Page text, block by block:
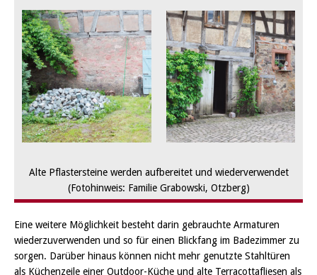
Alte Pflastersteine werden aufbereitet und wiederverwendet
(Fotohinweis: Familie Grabowski, Otzberg)
Eine weitere Möglichkeit besteht darin gebrauchte Armaturen
wiederzuverwenden und so für einen Blickfang im Badezimmer zu
sorgen. Darüber hinaus können nicht mehr genutzte Stahltüren
als Küchenzeile einer Outdoor-Küche und alte Terracottafliesen als